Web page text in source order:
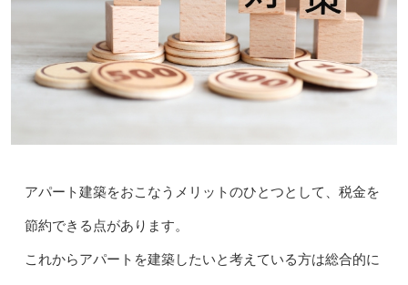
アパート建築をおこなうメリットのひとつとして、税金を
節約できる点があります。
これからアパートを建築したいと考えている方は総合的に